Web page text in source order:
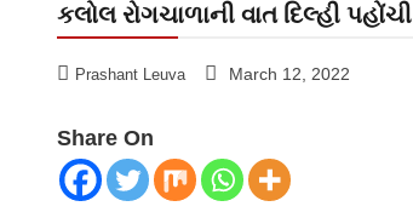
કલોલ રોગચાળાની વાત દિલ્હી
Prashant Leuva March 12, 2022
Share On